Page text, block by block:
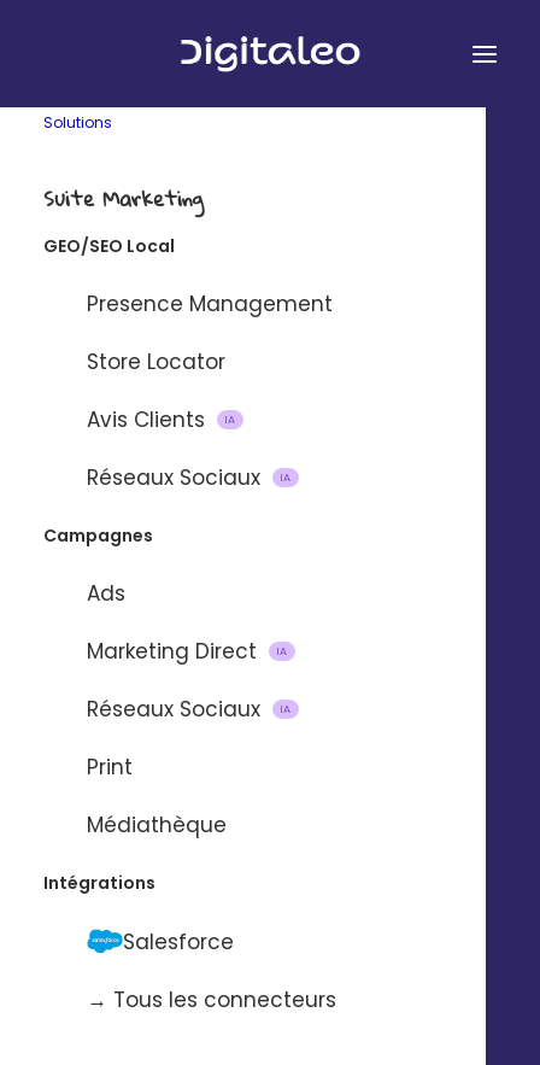
Solutions
Suite Marketing
GEO/SEO Local
Presence Management
Store Locator
Avis Clients
IA
Réseaux Sociaux IA
Campagnes
Ads
Marketing Direct
IA
Réseaux Sociaux IA
Print
Médiathèque
Intégrations
Salesforce
→ Tous les connecteurs
&
Connectez Digitaleo et Google
Forms à l’aide de notre plateforme
d’intégration partenaire Zapier.
Import et mise à jour de
Pour automatiser l’import et la mise à
jour de contacts d’une application à